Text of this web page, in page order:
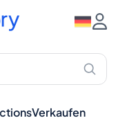
Verkaufen